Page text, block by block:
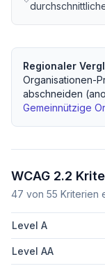
Regionaler
Organisationen-
abschneiden
Gemeinnützige
WCAG 2.2
47 von 55 Kriterien
Level A
Level AA